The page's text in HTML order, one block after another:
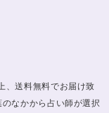
、送料無料でお届け致
なかから占い師が選択